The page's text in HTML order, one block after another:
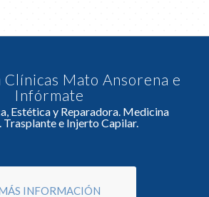
Clínicas Mato Ansorena e
Infórmate
Estética y Reparadora. Medicina
Trasplante e Injerto Capilar.
INFORMACIÓN